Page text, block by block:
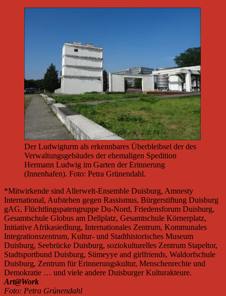
Der Ludwigturm als erkennbares Überbleibsel der des
Verwaltungsgebäudes der ehemaligen Spedition
Hermann Ludwig im Garten der Erinnerung
(Innenhafen). Foto: Petra Grünendahl.
*Mitwirkende sind Allerwelt-Ensemble Duisburg, Amnesty
International, Aufstehen gegen Rassismus, Bürgerstiftung Duisburg
gAG, Flüchtlingspatengruppe Du-Nord, Friedensforum Duisburg,
Gesamtschule Globus am Dellplatz, Gesamtschule Körnerplatz,
Initiative Afrikasiedlung, Internationales Zentrum, Kommunales
Integrationszentrum, Kultur- und Stadthistorisches Museum
Duisburg, Seebrücke Duisburg, soziokulturelles Zentrum Stapeltor,
Stadtsportbund Duisburg, Sümeyye and girlfriends, Waldorfschule
Duisburg, Zentrum für Erinnerungskultur, Menschenrechte und
Demokratie … und viele andere Duisburger Kulturakteure.
Art@Work
Foto: Petra Grünendahl